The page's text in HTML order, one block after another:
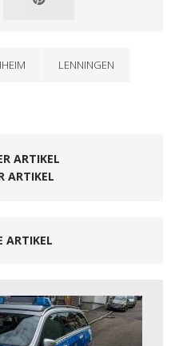
LENNINGEN
ARTIKEL
ARTIKEL
ARTIKEL